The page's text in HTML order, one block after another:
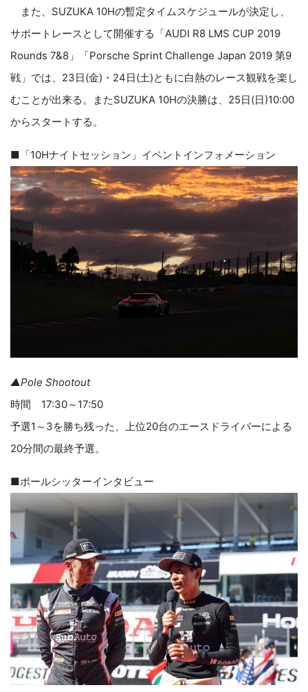
また、SUZUKA 10Hの暫定タイムスケジュールが決定し、
サポートレースとして開催する「AUDI R8 LMS CUP 2019
Rounds 7&8」「Porsche Sprint Challenge Japan 2019 第9
戦」では、23日(金)・24日(土)ともに白熱のレース観戦を楽し
むことが出来る。またSUZUKA 10Hの決勝は、25日(日)10:00
からスタートする。
■「10Hナイトセッション」イベントインフォメーション
▲Pole Shootout
時間 17:30～17:50
予選1～3を勝ち残った、上位20台のエースドライバーによる
20分間の最終予選。
■ポールシッターインタビュー